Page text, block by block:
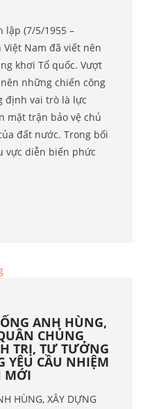
lập (7/5/1955 –
Nam đã viết nên
khơi Tổ quốc. Vượt
những chiến công
định vai trò là lực
mặt trận bảo vệ chủ
đất nước. Trong bối
vực diễn biến phức
ANH HÙNG,
CHỦNG
TRỊ, TƯ TƯỞNG
YÊU CẦU NHIỆM
MỚI
HÙNG, XÂY DỰNG